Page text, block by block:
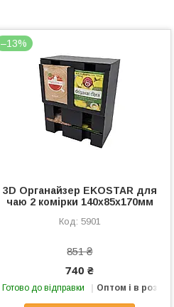
–13%
3D Органайзер EKOSTAR для
чаю 2 комірки 140x85x170мм
5901
851 ₴
740 ₴
Готово до відправки Оптом і в роздріб